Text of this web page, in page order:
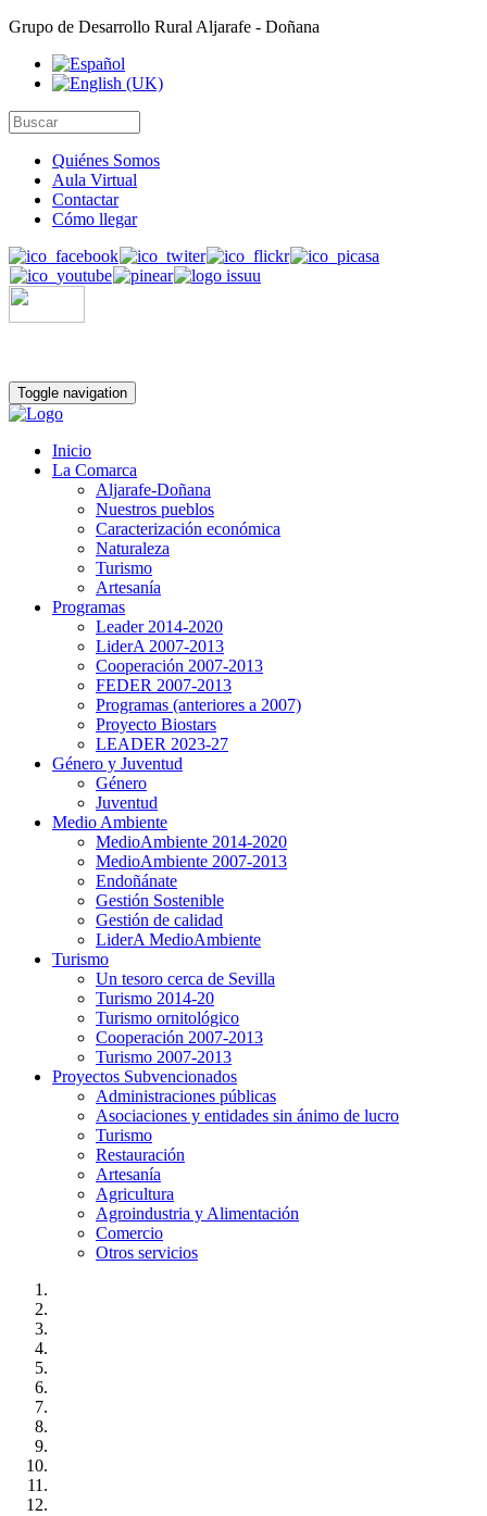
Grupo de Desarrollo Rural Aljarafe - Doñana
Quiénes Somos
Aula Virtual
Contactar
Cómo llegar
Toggle navigation
Inicio
La Comarca
Aljarafe-Doñana
Nuestros pueblos
Caracterización económica
Naturaleza
Turismo
Artesanía
Programas
Leader 2014-2020
LiderA 2007-2013
Cooperación 2007-2013
FEDER 2007-2013
Programas (anteriores a 2007)
Proyecto Biostars
LEADER 2023-27
Género y Juventud
Género
Juventud
Medio Ambiente
MedioAmbiente 2014-2020
MedioAmbiente 2007-2013
Endoñánate
Gestión Sostenible
Gestión de calidad
LiderA MedioAmbiente
Turismo
Un tesoro cerca de Sevilla
Turismo 2014-20
Turismo ornitológico
Cooperación 2007-2013
Turismo 2007-2013
Proyectos Subvencionados
Administraciones públicas
Asociaciones y entidades sin ánimo de lucro
Turismo
Restauración
Artesanía
Agricultura
Agroindustria y Alimentación
Comercio
Otros servicios